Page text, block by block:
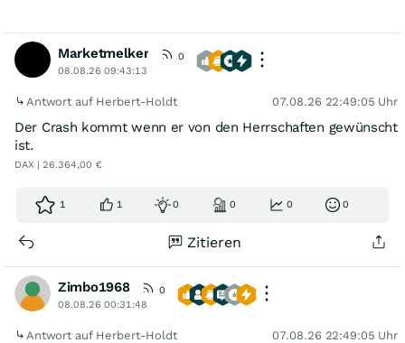
Marketmelker
0
08.08.26 09:43:13
Antwort auf Herbert-Holdt 07.08.26 22:49:05 Uhr
Der Crash kommt wenn er von den Herrschaften gewünscht
ist.
DAX | 26.364,00 €
1 1 0 0 0 0
Zitieren
Zimbo1968
0
08.08.26 00:31:48
Antwort auf Herbert-Holdt 07.08.26 22:49:05 Uhr